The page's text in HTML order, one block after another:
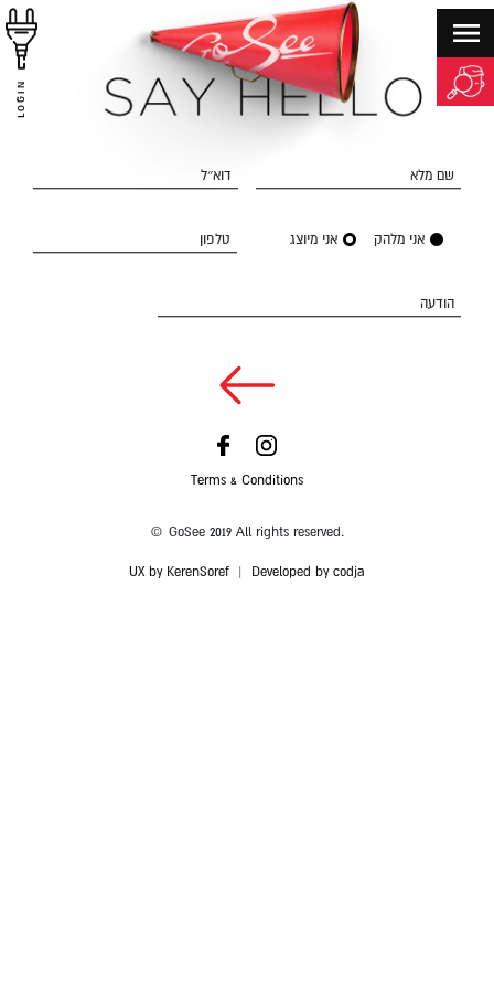
LOGIN
שם מלא דוא״ל
אני מלהק אני מיוצג טלפון
הודעה
Terms & Conditions
© GoSee 2019 All rights reserved.
UX by KerenSoref Developed by codja